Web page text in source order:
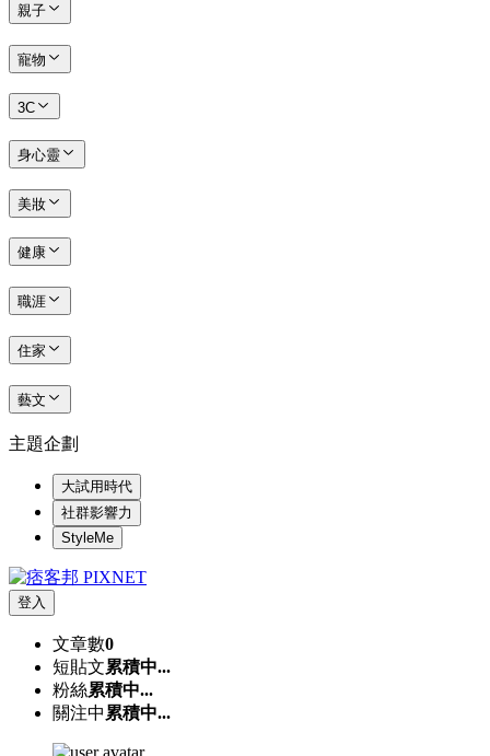
親子
寵物
3C
身心靈
美妝
健康
職涯
住家
藝文
主題企劃
大試用時代
社群影響力
StyleMe
登入
文章數0
短貼文累積中...
粉絲累積中...
關注中 累積中...